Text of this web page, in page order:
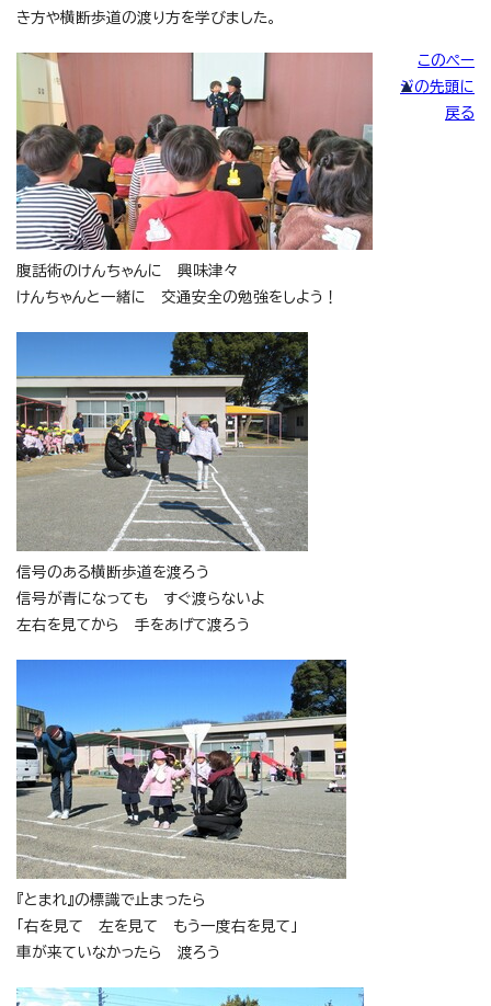
き方や横断歩道の渡り方を学びました。
腹話術のけんちゃんに 興味津々
けんちゃんと一緒に 交通安全の勉強をしよう！
信号のある横断歩道を渡ろう
信号が青になっても すぐ渡らないよ
左右を見てから 手をあげて渡ろう
『とまれ』の標識で止まったら
「右を見て 左を見て もう一度右を見て」
車が来ていなかったら 渡ろう
このペー
ジの先頭に
戻る